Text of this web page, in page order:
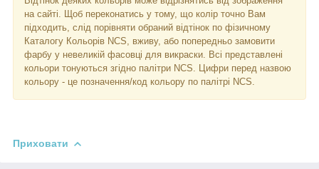
на сайті. Щоб переконатись у тому, що колір точно Вам
підходить, слід порівняти обраний відтінок по фізичному
Каталогу Кольорів NCS, вживу, або попередньо замовити
фарбу у невеликій фасовці для викраски. Всі представлені
кольори тонуються згідно палітри NCS. Цифри перед назвою
кольору - це позначення/код кольору по палітрі NCS.
Приховати